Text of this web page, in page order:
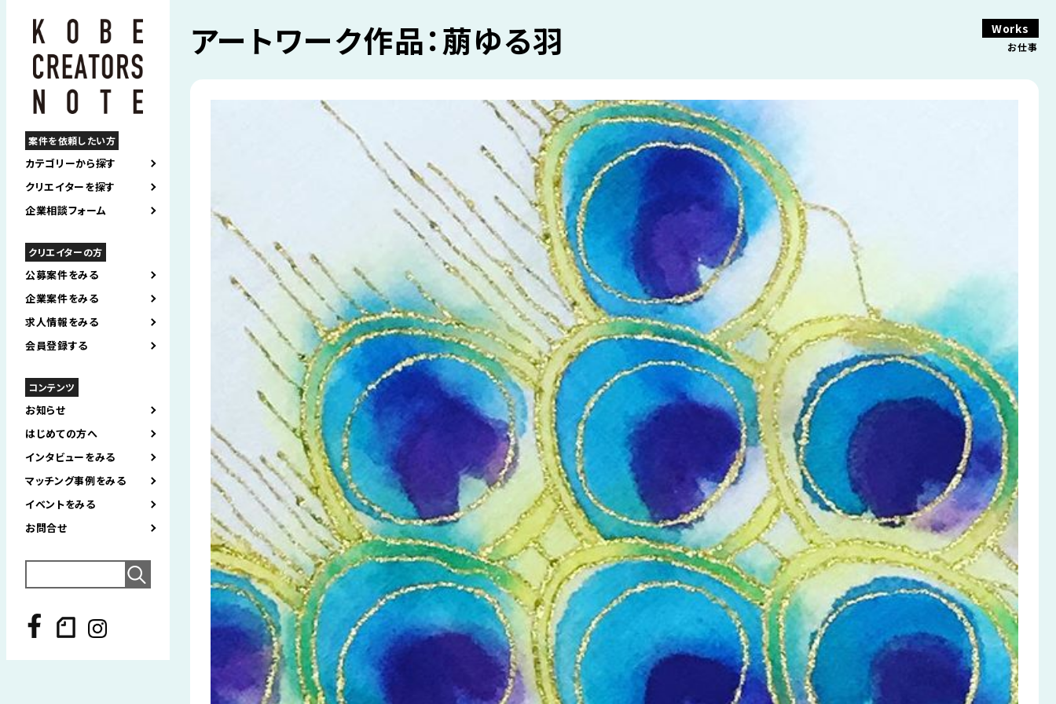
案件を依頼したい方
カテゴリーから探す
クリエイターを探す
企業相談フォーム
クリエイターの方
公募案件をみる
企業案件をみる
求人情報をみる
会員登録する
コンテンツ
お知らせ
はじめての方へ
インタビューをみる
マッチング事例をみる
イベントをみる
お問合せ
for:
Works
お仕事
アートワーク作品：萠ゆる羽